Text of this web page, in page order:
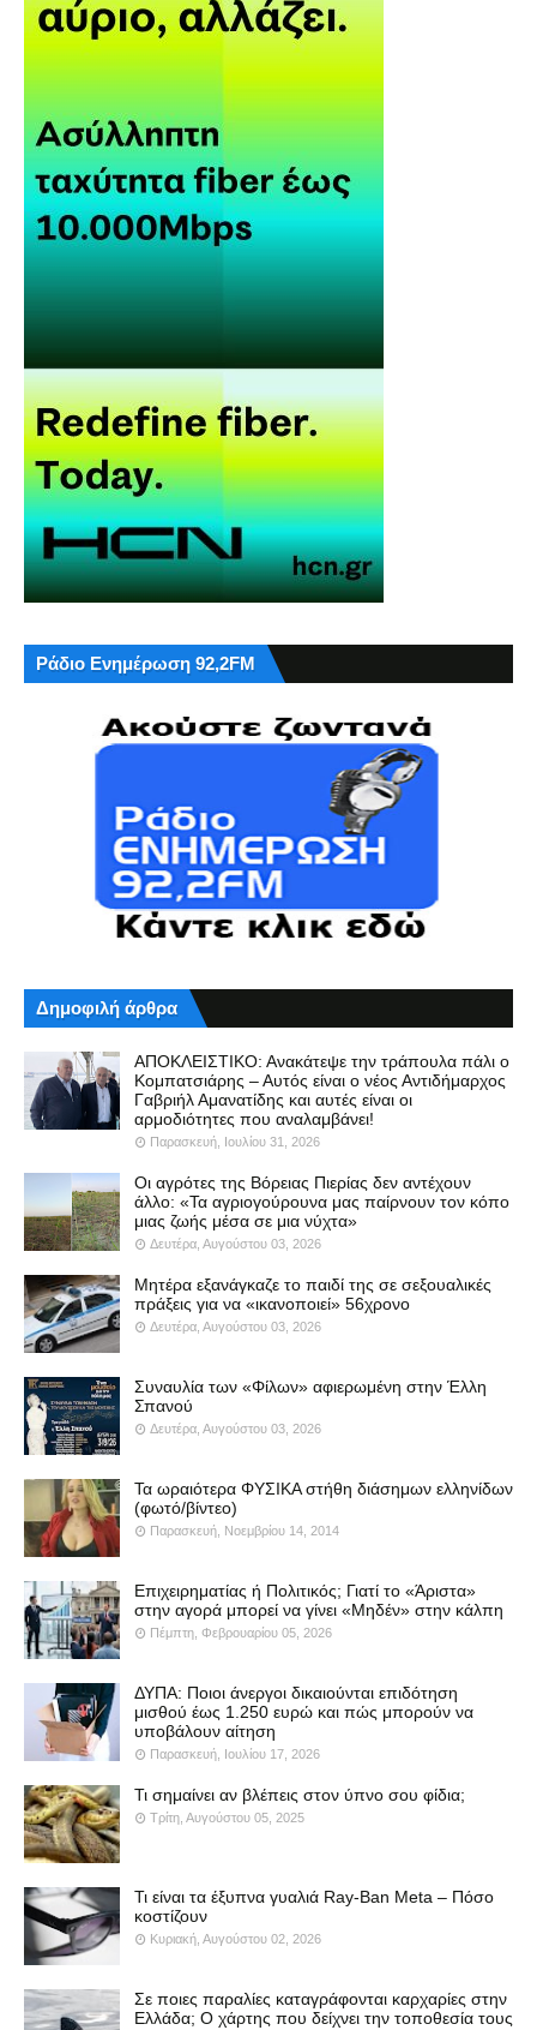
Ράδιο Ενημέρωση 92,2FM
Δημοφιλή άρθρα
ΑΠΟΚΛΕΙΣΤΙΚΟ: Ανακάτεψε την τράπουλα πάλι ο
Κομπατσιάρης – Αυτός είναι ο νέος Αντιδήμαρχος
Γαβριήλ Αμανατίδης και αυτές είναι οι
αρμοδιότητες που αναλαμβάνει!
Παρασκευή, Ιουλίου 31, 2026
Οι αγρότες της Βόρειας Πιερίας δεν αντέχουν
άλλο: «Τα αγριογούρουνα μας παίρνουν τον κόπο
μιας ζωής μέσα σε μια νύχτα»
Δευτέρα, Αυγούστου 03, 2026
Μητέρα εξανάγκαζε το παιδί της σε σεξουαλικές
πράξεις για να «ικανοποιεί» 56χρονο
Δευτέρα, Αυγούστου 03, 2026
Συναυλία των «Φίλων» αφιερωμένη στην Έλλη
Σπανού
Δευτέρα, Αυγούστου 03, 2026
Τα ωραιότερα ΦΥΣΙΚΑ στήθη διάσημων ελληνίδων
(φωτό/βίντεο)
Παρασκευή, Νοεμβρίου 14, 2014
Επιχειρηματίας ή Πολιτικός; Γιατί το «Άριστα»
στην αγορά μπορεί να γίνει «Μηδέν» στην κάλπη
Πέμπτη, Φεβρουαρίου 05, 2026
ΔΥΠΑ: Ποιοι άνεργοι δικαιούνται επιδότηση
μισθού έως 1.250 ευρώ και πώς μπορούν να
υποβάλουν αίτηση
Παρασκευή, Ιουλίου 17, 2026
Τι σημαίνει αν βλέπεις στον ύπνο σου φίδια;
Τρίτη, Αυγούστου 05, 2025
Τι είναι τα έξυπνα γυαλιά Ray-Ban Meta – Πόσο
κοστίζουν
Κυριακή, Αυγούστου 02, 2026
Σε ποιες παραλίες καταγράφονται καρχαρίες στην
Ελλάδα; Ο χάρτης που δείχνει την τοποθεσία τους